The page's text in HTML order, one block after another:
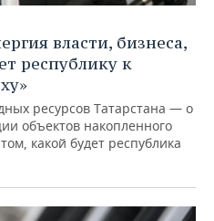
власти, бизнеса,
республику к
ресурсов Татарстана — о
объектов накопленного
какой будет республика